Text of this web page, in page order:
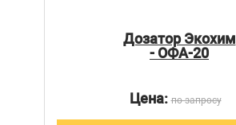
Дозатор Экохим
- ОФА-20
Цена:по запросу